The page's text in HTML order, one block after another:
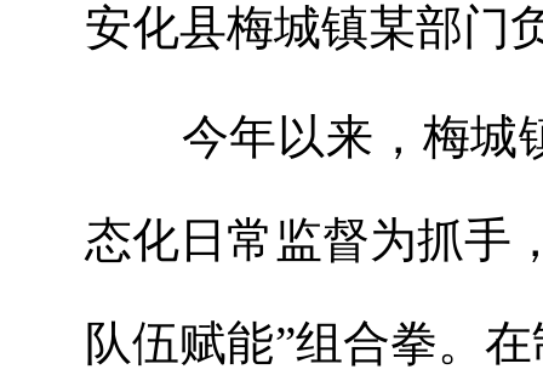
安化县梅城镇某部门
今年以来，梅城镇
态化日常监督为抓手
队伍赋能”组合拳。